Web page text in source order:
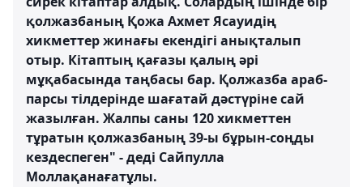
қолжазбаның Қожа Ахмет Ясауидің
хикметтер жинағы екендігі анықталып
отыр. Кітаптың қағазы қалың әрі
мұқабасында таңбасы бар. Қолжазба араб-
парсы тілдерінде шағатай дәстүріне сай
жазылған. Жалпы саны 120 хикметтен
тұратын қолжазбаның 39-ы бұрын-соңды
кездеспеген" - деді Сайпулла
Моллақанағатұлы.